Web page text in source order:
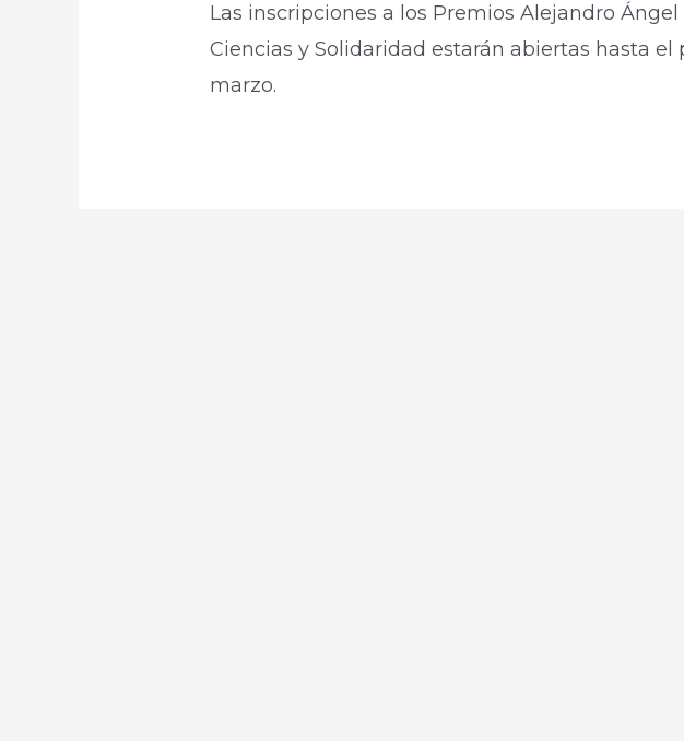
Las inscripciones a los Premios Alejandro Ángel
Ciencias y Solidaridad estarán abiertas hasta el
marzo.